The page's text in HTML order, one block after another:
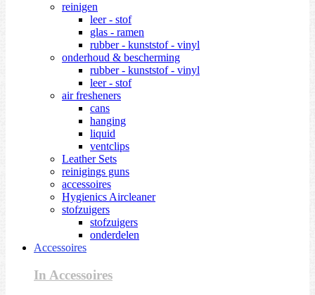
reinigen
leer - stof
glas - ramen
rubber - kunststof - vinyl
onderhoud & bescherming
rubber - kunststof - vinyl
leer - stof
air fresheners
cans
hanging
liquid
ventclips
Leather Sets
reinigings guns
accessoires
Hygienics Aircleaner
stofzuigers
stofzuigers
onderdelen
Accessoires
In Accessoires